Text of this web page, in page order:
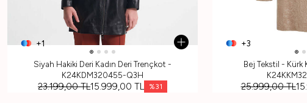
+1
Siyah Hakiki Deri Kadın Deri Trençkot -
K24KDM320455-Q3H
23.199,00TL15.999,00 TL %31
+3
Bej Tekstil - Kürk
25.999,00TL